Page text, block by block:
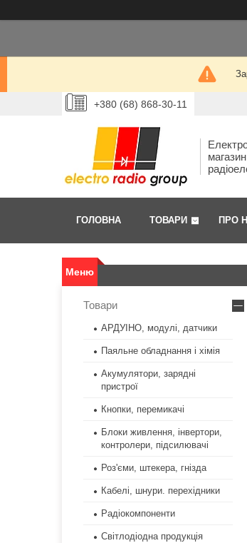
+380 (68) 868-30-11
ГОЛОВНА ТОВАРИ ПРО
Товари
АРДУІНО, модулі, датчики
Паяльне обладнання і хімія
Акумулятори, зарядні
пристрої
Кнопки, перемикачі
Блоки живлення, інвертори,
контролери, підсилювачі
Роз'єми, штекера, гнізда
Кабелі, шнури. перехідники
Радіокомпоненти
Світлодіодна продукція